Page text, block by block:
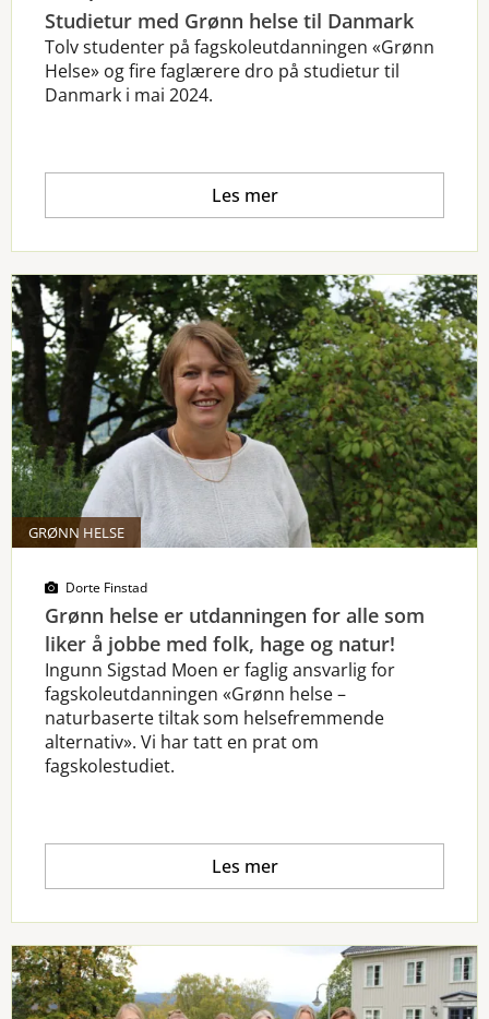
Studietur med Grønn helse til Danmark
Tolv studenter på fagskoleutdanningen «Grønn
Helse» og fire faglærere dro på studietur til
Danmark i mai 2024.
Les mer
GRØNN HELSE
Dorte Finstad
Grønn helse er utdanningen for alle som
liker å jobbe med folk, hage og natur!
Ingunn Sigstad Moen er faglig ansvarlig for
fagskoleutdanningen «Grønn helse –
naturbaserte tiltak som helsefremmende
alternativ». Vi har tatt en prat om
fagskolestudiet.
Les mer